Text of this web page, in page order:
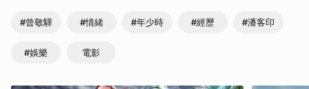
#曾敬驊 #情緒 #年少時 #經歷 #潘客印
#娛樂 電影